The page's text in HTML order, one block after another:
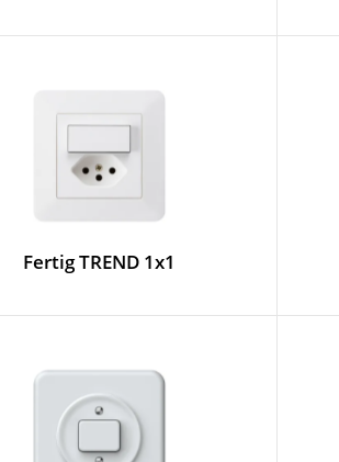
Fertig TREND 1x1